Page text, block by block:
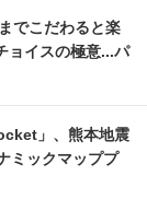
でこだわると楽
ョイスの極意...パ
」、熊本地震
ミックマッププ